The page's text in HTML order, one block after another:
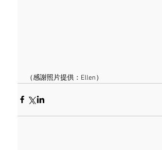
（感謝照片提供：Ellen）